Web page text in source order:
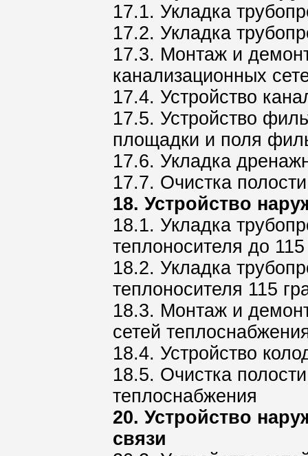
17.1. Укладка
17.2. Укладка
17.3. Монтаж и
канализационных
17.4. Устройство
17.5. Устройство
площадки и поля
17.6. Укладка
17.7. Очистка
18. Устройство
18.1. Укладка
теплоносителя до
18.2. Укладка
теплоносителя 115
18.3. Монтаж и
сетей
18.4. Устройство
18.5. Очистка
теплоснабжения
20. Устройство
связи